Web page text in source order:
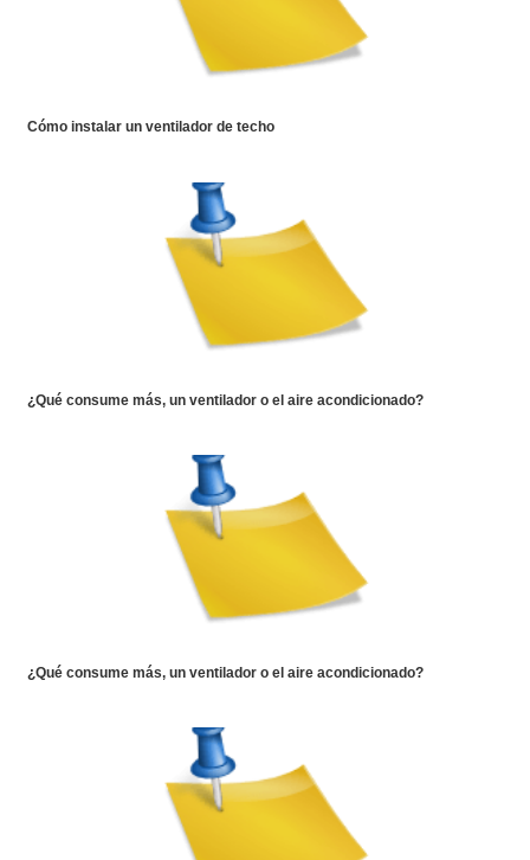
Cómo instalar un ventilador de techo
¿Qué consume más, un ventilador o el aire acondicionado?
¿Qué consume más, un ventilador o el aire acondicionado?